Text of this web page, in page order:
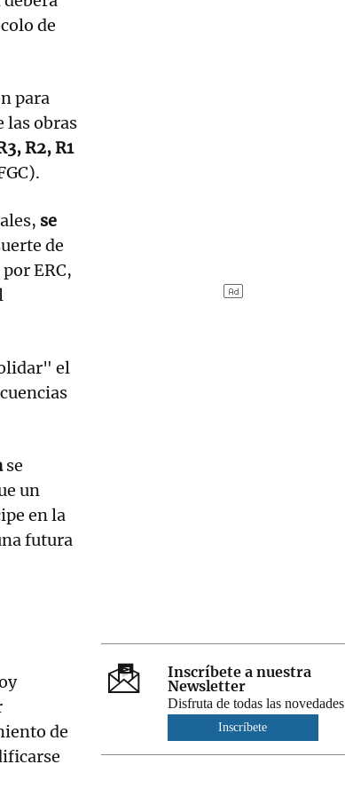
de
para
las obras
R2, R1
se
de
ERC,
el
se
un
en la
futura
de
Inscríbete a nuestra
Newsletter
Disfruta de todas las novedades
Inscríbete